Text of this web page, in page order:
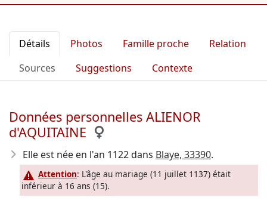
Détails Photos Famille proche
Relation
Sources
Suggestions Contexte
Données personnelles ALIENOR
d'AQUITAINE
Elle est née en l'an 1122dans Blaye, 33390.
Attention: L'âge au mariage (11 juillet 1137) était
inférieur à 16 ans (15).